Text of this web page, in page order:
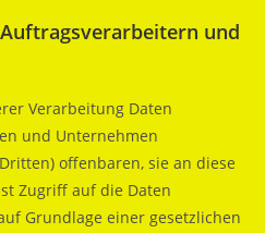
und
Verarbeitung Daten
und Unternehmen
offenbaren, sie an diese
Zugriff auf die Daten
Grundlage einer gesetzlichen